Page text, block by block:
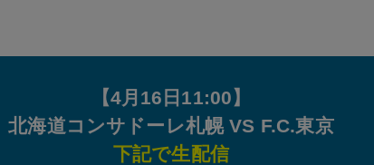
【4月16日11:00】
北海道コンサドーレ札幌 VS F.C.東京
下記で生配信